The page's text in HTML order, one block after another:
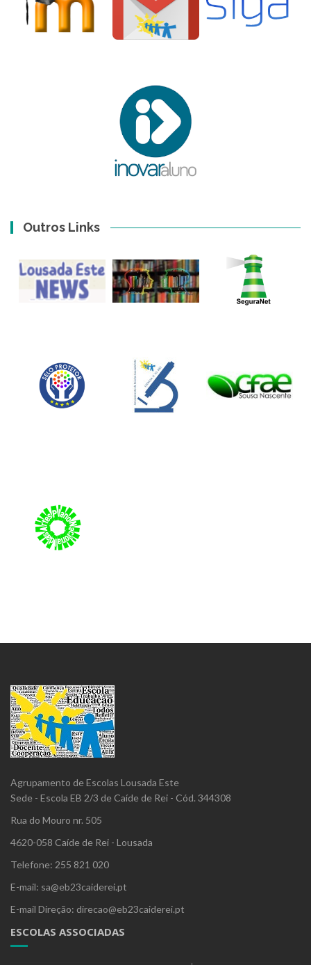
Outros Links
Agrupamento de Escolas Lousada Este
Sede - Escola EB 2/3 de Caíde de Rei - Cód. 344308
Rua do Mouro nr. 505
4620-058 Caíde de Rei - Lousada
Telefone: 255 821 020
E-mail: sa@eb23caiderei.pt
E-mail Direção: direcao@eb23caiderei.pt
ESCOLAS ASSOCIADAS